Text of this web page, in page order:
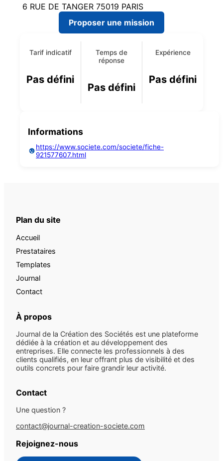
6 RUE DE TANGER 75019 PARIS
Proposer une mission
Tarif indicatif
Pas défini
Temps de
réponse
Pas défini
Expérience
Pas défini
Informations
https://www.societe.com/societe/fiche-
921577607.html
Plan du site
Accueil
Prestataires
Templates
Journal
Contact
À propos
Journal de la Création des Sociétés est une plateforme
dédiée à la création et au développement des
entreprises. Elle connecte les professionnels à des
clients qualifiés, en leur offrant plus de visibilité et des
outils concrets pour faire grandir leur activité.
Contact
Une question ?
contact@journal-creation-societe.com
Rejoignez-nous